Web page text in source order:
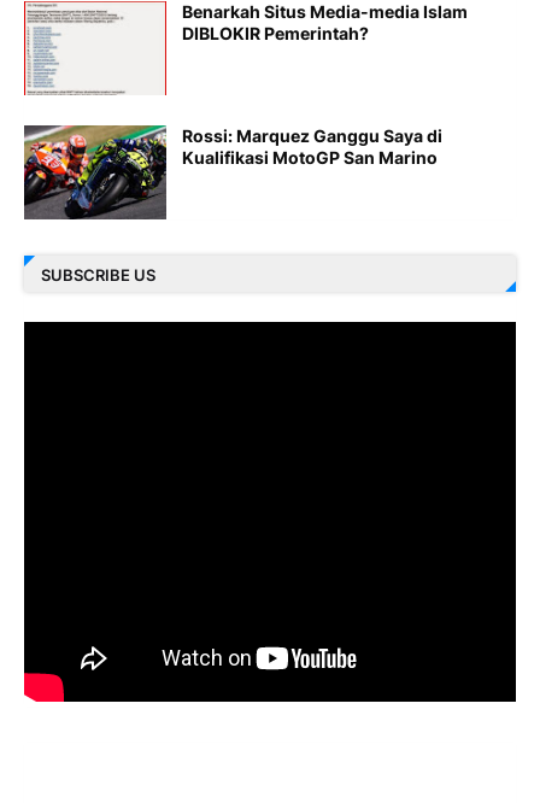
Benarkah Situs Media-media Islam
DIBLOKIR Pemerintah?
Rossi: Marquez Ganggu Saya di
Kualifikasi MotoGP San Marino
SUBSCRIBE US